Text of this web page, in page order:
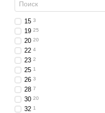
15 3
19 25
20 20
22 4
23 2
25 1
26 3
28 7
30 20
32 1